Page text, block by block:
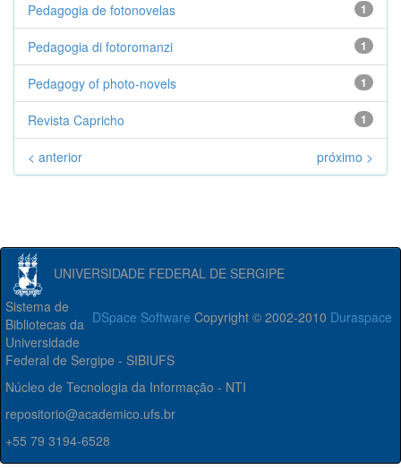
1
Pedagogia de fotonovelas
1
Pedagogia di fotoromanzi
1
Pedagogy of photo-novels
1
Revista Capricho
< anterior próximo >
UNIVERSIDADE FEDERAL DE SERGIPE
DSpace Software Copyright © 2002-2010 Duraspace
Sistema de
Bibliotecas da
Universidade
Federal de Sergipe - SIBIUFS
Núcleo de Tecnologia da Informação - NTI
repositorio@academico.ufs.br
+55 79 3194-6528